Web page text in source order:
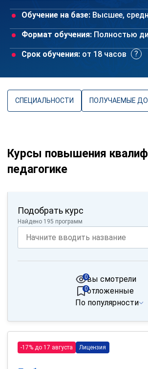
Обучение на базе: Высшее,
Формат обучения: Полностью
Срок обучения: от 18 часов
СПЕЦИАЛЬНОСТИ ПОЛУЧАЕМЫЕ
Курсы повышения
педагогике
Подобрать курс
Найдено 195 программ
вы смотрели
0
отложенные
0
По популярности
-17% до 17 августа Лицензия